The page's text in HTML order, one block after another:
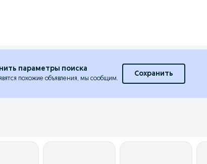
параметры поиска
похожие объявления, мы сообщим.
Сохранить